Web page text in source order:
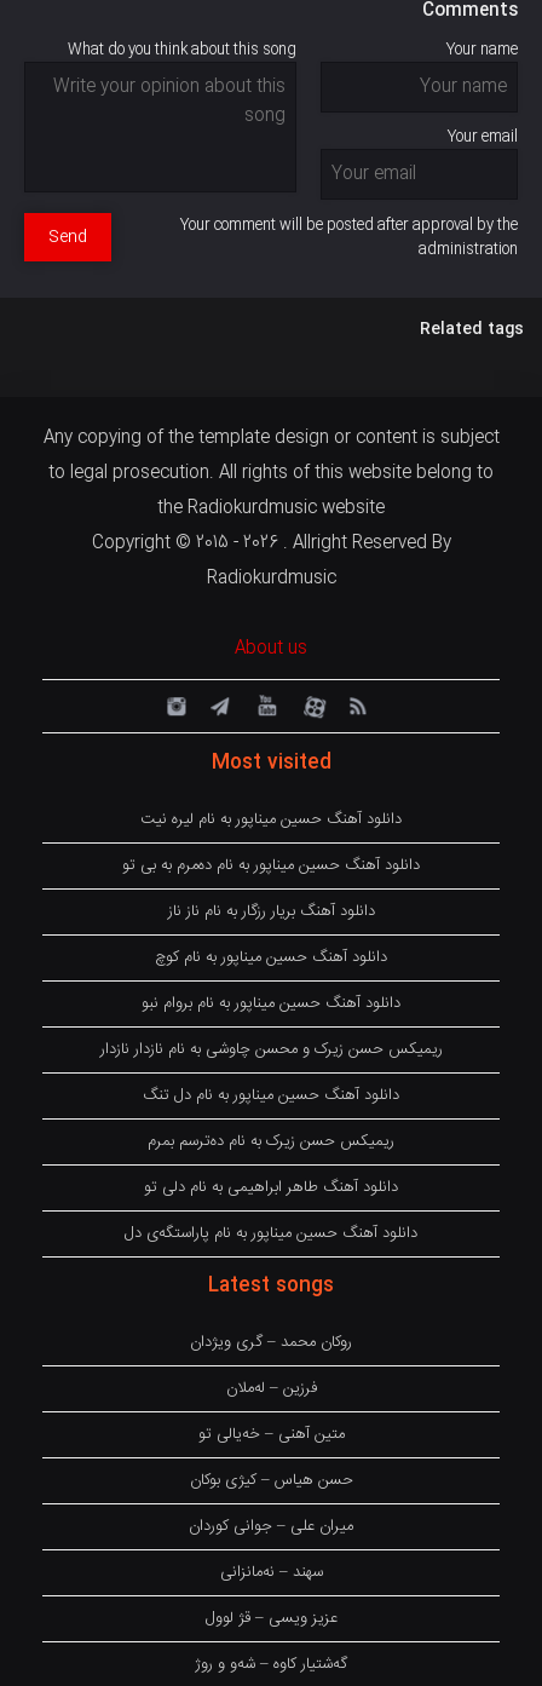
Comments
Your name
Your email
What do you think about this song
Your comment will be posted after approval by the
administration
Send
Related tags
Any copying of the template design or content is subject
to legal prosecution. All rights of this website belong to
the Radiokurdmusic website
Copyright © 2015 - 2026 . Allright Reserved By
Radiokurdmusic
About us
Most visited
دانلود آهنگ حسین میناپور به نام لیره نیت
دانلود آهنگ حسین میناپور به نام دەمرم بە بی تو
دانلود آهنگ بریار رزگار به نام ناز ناز
دانلود آهنگ حسین میناپور به نام کوچ
دانلود آهنگ حسین میناپور به نام بروام نبو
ریمیکس حسن زیرک و محسن چاوشی به نام نازدار نازدار
دانلود آهنگ حسین میناپور به نام دل تنگ
ریمیکس حسن زیرک به نام دەترسم بمرم
دانلود آهنگ طاهر ابراهیمی به نام دلی تو
دانلود آهنگ حسین میناپور به نام پاراستگەی دل
Latest songs
روکان محمد – گری ویژدان
فرزین – لەملان
متین آهنی – خەیالی تو
حسن هیاس – کیژی بوکان
میران علی – جوانی کوردان
سهند – نەمانزانی
عزیز ویسی – قژ لوول
گەشتیار کاوە – شەو و روژ